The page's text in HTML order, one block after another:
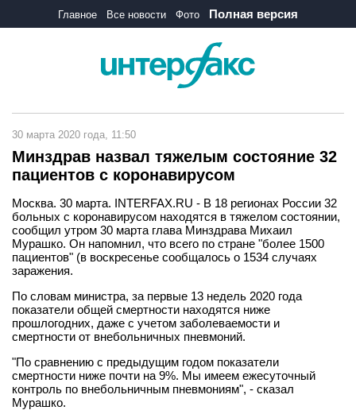
Главное Все новости Фото Полная версия
30 марта 2020 года, 11:50
Минздрав назвал тяжелым состояние 32
пациентов с коронавирусом
Москва. 30 марта. INTERFAX.RU - В 18 регионах России 32
больных с коронавирусом находятся в тяжелом состоянии,
сообщил утром 30 марта глава Минздрава Михаил
Мурашко. Он напомнил, что всего по стране "более 1500
пациентов" (в воскресенье сообщалось о 1534 случаях
заражения.
По словам министра, за первые 13 недель 2020 года
показатели общей смертности находятся ниже
прошлогодних, даже с учетом заболеваемости и
смертности от внебольничных пневмоний.
"По сравнению с предыдущим годом показатели
смертности ниже почти на 9%. Мы имеем ежесуточный
контроль по внебольничным пневмониям", - сказал
Мурашко.